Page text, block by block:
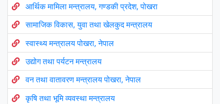
आर्थिक मामिला मन्त्रालय, गण्डकी प्रदेश, पोखरा
सामाजिक विकास, युवा तथा खेलकुद मन्त्रालय
स्वास्थ्य मन्त्रालय पोखरा, नेपाल
उद्योग तथा पर्यटन मन्त्रालय
वन तथा वातावरण मन्त्रालय पोखरा, नेपाल
कृषि तथा भूमि व्यवस्था मन्त्रालय